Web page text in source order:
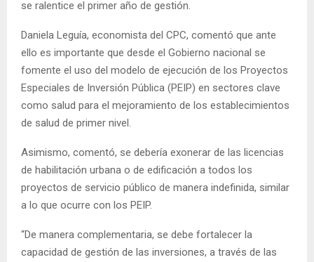
se ralentice el primer año de gestión.
Daniela Leguía, economista del CPC, comentó que ante
ello es importante que desde el Gobierno nacional se
fomente el uso del modelo de ejecución de los Proyectos
Especiales de Inversión Pública (PEIP) en sectores clave
como salud para el mejoramiento de los establecimientos
de salud de primer nivel.
Asimismo, comentó, se debería exonerar de las licencias
de habilitación urbana o de edificación a todos los
proyectos de servicio público de manera indefinida, similar
a lo que ocurre con los PEIP.
“De manera complementaria, se debe fortalecer la
capacidad de gestión de las inversiones, a través de las